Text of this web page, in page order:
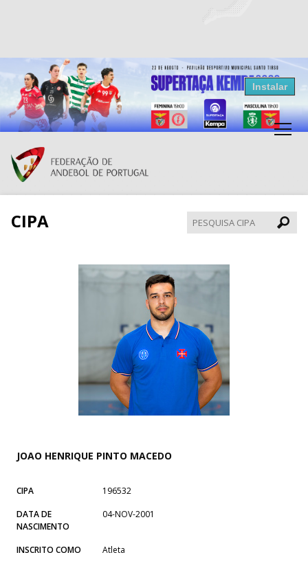
Resultados Andebol
Federação de Andebol de Portugal
Grátis - Disponivel na Play Store
Instalar
CIPA
CIPA
JOAO HENRIQUE PINTO MACEDO
CIPA
196532
DATA DE
NASCIMENTO
04-NOV-2001
INSCRITO COMO Atleta